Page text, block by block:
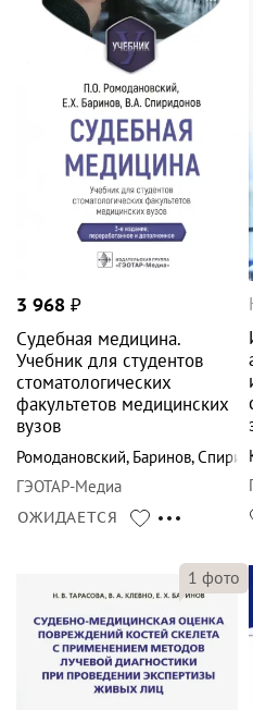
3 968 ₽
Судебная медицина.
Учебник для студентов
стоматологических
факультетов медицинских
вузов
Ромодановский, Баринов,
ГЭОТАР-Медиа
ОЖИДАЕТСЯ
1 фото